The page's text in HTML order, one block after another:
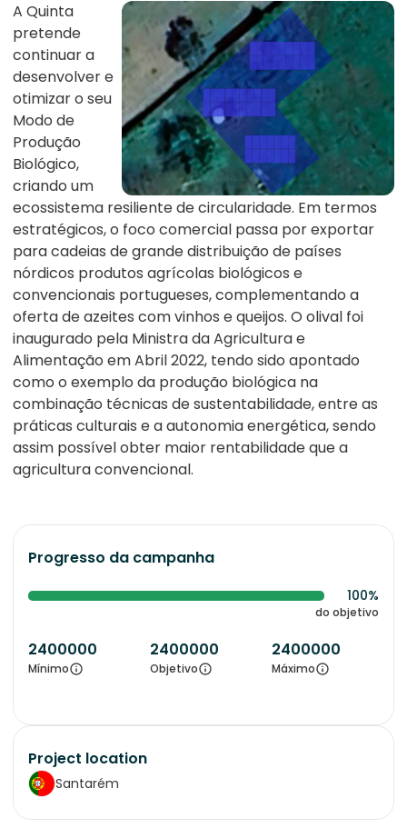
A Quinta
pretende
continuar a
desenvolver e
otimizar o seu
Modo de
Produção
Biológico,
criando um
ecossistema resiliente de circularidade. Em termos
estratégicos, o foco comercial passa por exportar
para cadeias de grande distribuição de países
nórdicos produtos agrícolas biológicos e
convencionais portugueses, complementando a
oferta de azeites com vinhos e queijos. O olival foi
inaugurado pela Ministra da Agricultura e
Alimentação em Abril 2022, tendo sido apontado
como o exemplo da produção biológica na
combinação técnicas de sustentabilidade, entre as
práticas culturais e a autonomia energética, sendo
assim possível obter maior rentabilidade que a
agricultura convencional.
Progresso da campanha
100%
do objetivo
2400000
Mínimo
2400000
Objetivo
2400000
Máximo
Project location
Santarém